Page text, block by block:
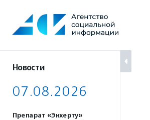
содержанию
Новости
07.08.2026
Препарат «Энхерту»